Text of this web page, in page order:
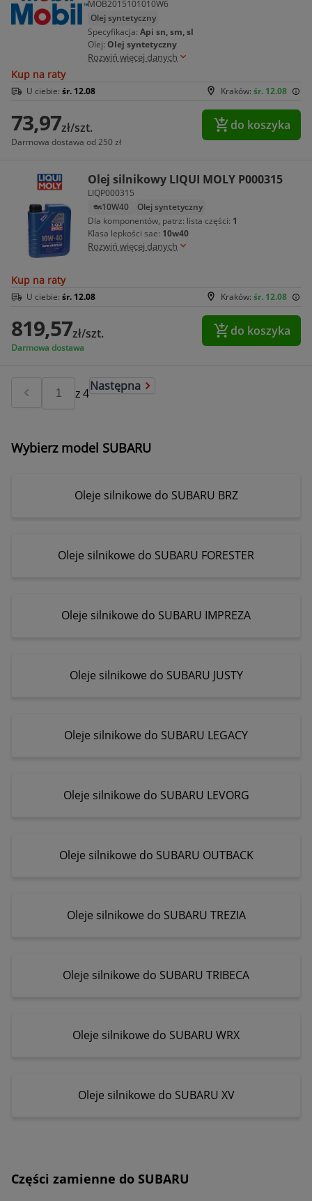
MOB2015101010W6
Olej syntetyczny
Specyfikacja: Api sn, sm, sl
Olej: Olej syntetyczny
Rozwiń więcej danych
Kup na raty
Kraków: śr. 12.08
U ciebie: śr. 12.08
73,97zł/szt.
Darmowa dostawa od 250 zł
do koszyka
Olej silnikowy LIQUI MOLY P000315
LIQP000315
10W40
Olej syntetyczny
Dla komponentów, patrz: lista części: 1
Klasa lepkości sae: 10w40
Rozwiń więcej danych
Kup na raty
Kraków: śr. 12.08
U ciebie: śr. 12.08
819,57zł/szt.
Darmowa dostawa
do koszyka
z4Następna
Wybierz model SUBARU
Oleje silnikowe do SUBARU BRZ
Oleje silnikowe do SUBARU FORESTER
Oleje silnikowe do SUBARU IMPREZA
Oleje silnikowe do SUBARU JUSTY
Oleje silnikowe do SUBARU LEGACY
Oleje silnikowe do SUBARU LEVORG
Oleje silnikowe do SUBARU OUTBACK
Oleje silnikowe do SUBARU TREZIA
Oleje silnikowe do SUBARU TRIBECA
Oleje silnikowe do SUBARU WRX
Oleje silnikowe do SUBARU XV
Części zamienne do SUBARU